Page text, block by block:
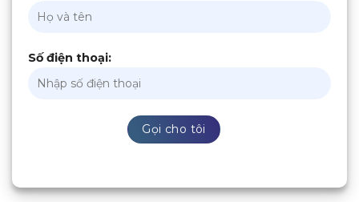
Số điện thoại: